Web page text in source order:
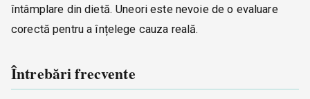
întâmplare din dietă. Uneori este nevoie de o evaluare
corectă pentru a înțelege cauza reală.
Întrebări frecvente